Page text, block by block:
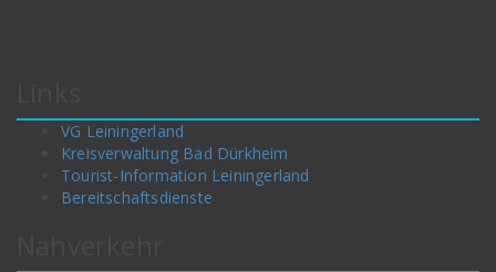
VG Leiningerland
Kreisverwaltung Bad Dürkheim
Tourist-Information Leiningerland
Bereitschaftsdienste